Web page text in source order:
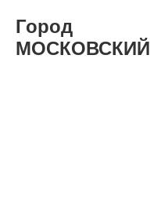
Город
МОСКОВСКИЙ